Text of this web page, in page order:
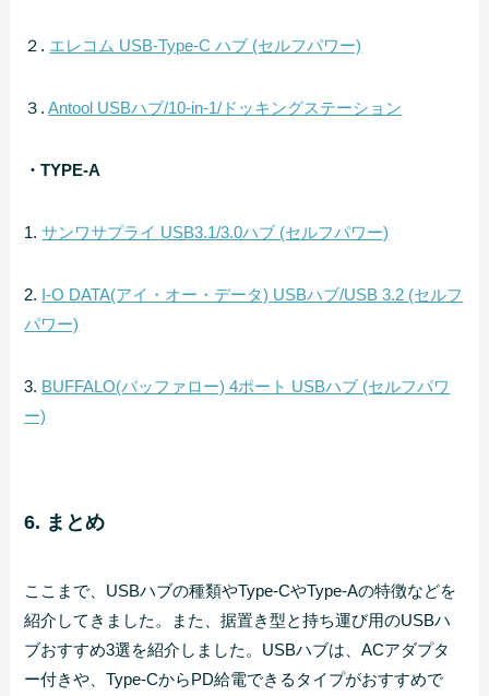
２. エレコム USB-Type-C ハブ (セルフパワー)
３.Antool USBハブ/10-in-1/ドッキングステーション
・TYPE-A
1.サンワサプライ USB3.1/3.0ハブ (セルフパワー)
2. I-O DATA(アイ・オー・データ) USBハブ/USB 3.2 (セルフ
パワー)
3. BUFFALO(バッファロー) 4ポート USBハブ (セルフパワ
ー)
6. まとめ
ここまで、USBハブの種類やType-CやType-Aの特徴などを
紹介してきました。また、据置き型と持ち運び用のUSBハ
ブおすすめ3選を紹介しました。USBハブは、ACアダプタ
ー付きや、Type-CからPD給電できるタイプがおすすめで